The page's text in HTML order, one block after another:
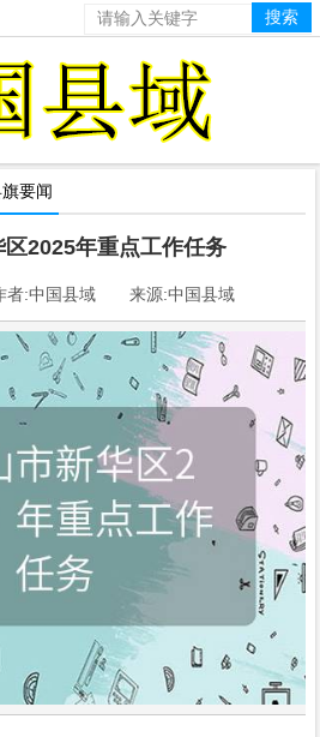
要闻
2025年重点工作任务
:中国县域 来源:中国县域